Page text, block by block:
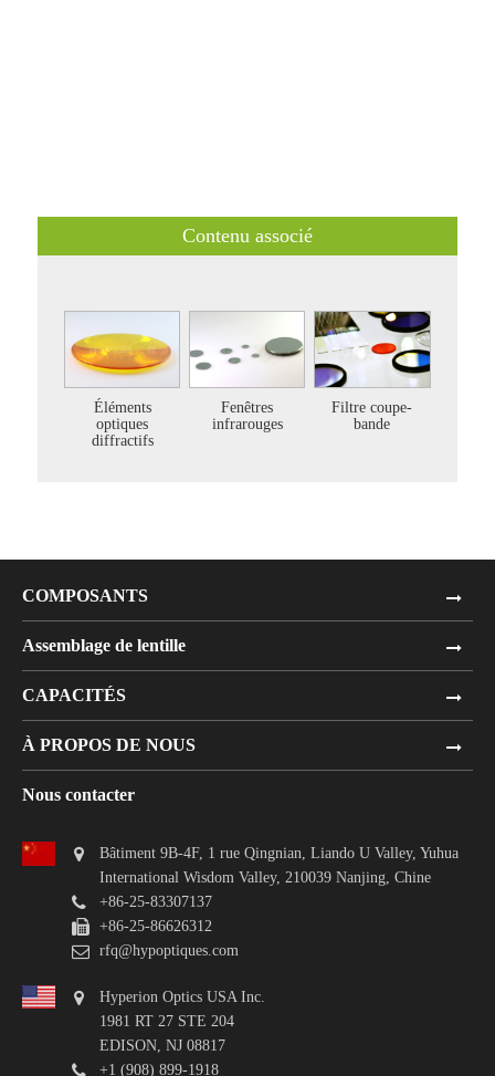
Contenu associé
Éléments
optiques
diffractifs
Fenêtres
infrarouges
Filtre coupe-
bande
COMPOSANTS
Assemblage de lentille
CAPACITÉS
À PROPOS DE NOUS
Nous contacter
Bâtiment 9B-4F, 1 rue Qingnian, Liando U Valley, Yuhua
International Wisdom Valley, 210039 Nanjing, Chine
+86-25-83307137
+86-25-86626312
rfq@hypoptiques.com
Hyperion Optics USA Inc.
1981 RT 27 STE 204
EDISON, NJ 08817
+1 (908) 899-1918